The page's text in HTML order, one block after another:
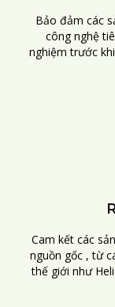
Bảo đảm các
công nghệ
nghiệm trước
Cam kết các
nguồn gốc , từ
thế giới như